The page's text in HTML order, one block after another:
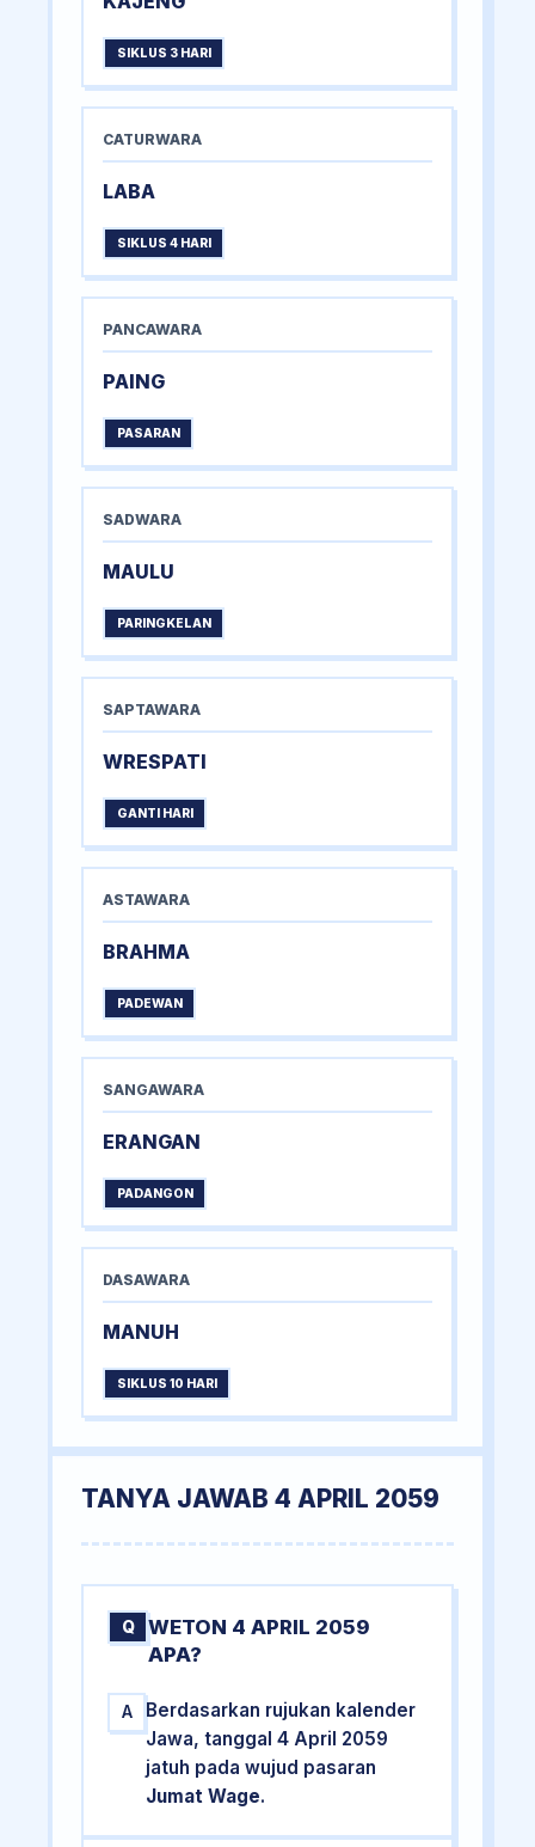
SIKLUS 3 HARI
CATURWARA
LABA
SIKLUS 4 HARI
PANCAWARA
PAING
PASARAN
SADWARA
MAULU
PARINGKELAN
SAPTAWARA
WRESPATI
GANTI HARI
ASTAWARA
BRAHMA
PADEWAN
SANGAWARA
ERANGAN
PADANGON
DASAWARA
MANUH
SIKLUS 10 HARI
TANYA JAWAB 4 APRIL 2059
Q
WETON 4 APRIL 2059
APA?
A
Berdasarkan rujukan kalender
Jawa, tanggal 4 April 2059
jatuh pada wujud pasaran
Jumat Wage.